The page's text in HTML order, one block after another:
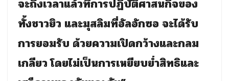
จะถึงเวลาแล้วที่การปฏิบัติศาสนกิจของ
ทั้งชาวยิว และมุสลิมที่อัลอักซอ จะได้รับ
การยอมรับ ด้วยความเปิดกว้างและกลม
เกลียว โดยไม่เป็นการเหยียบย่ำสิทธิและ